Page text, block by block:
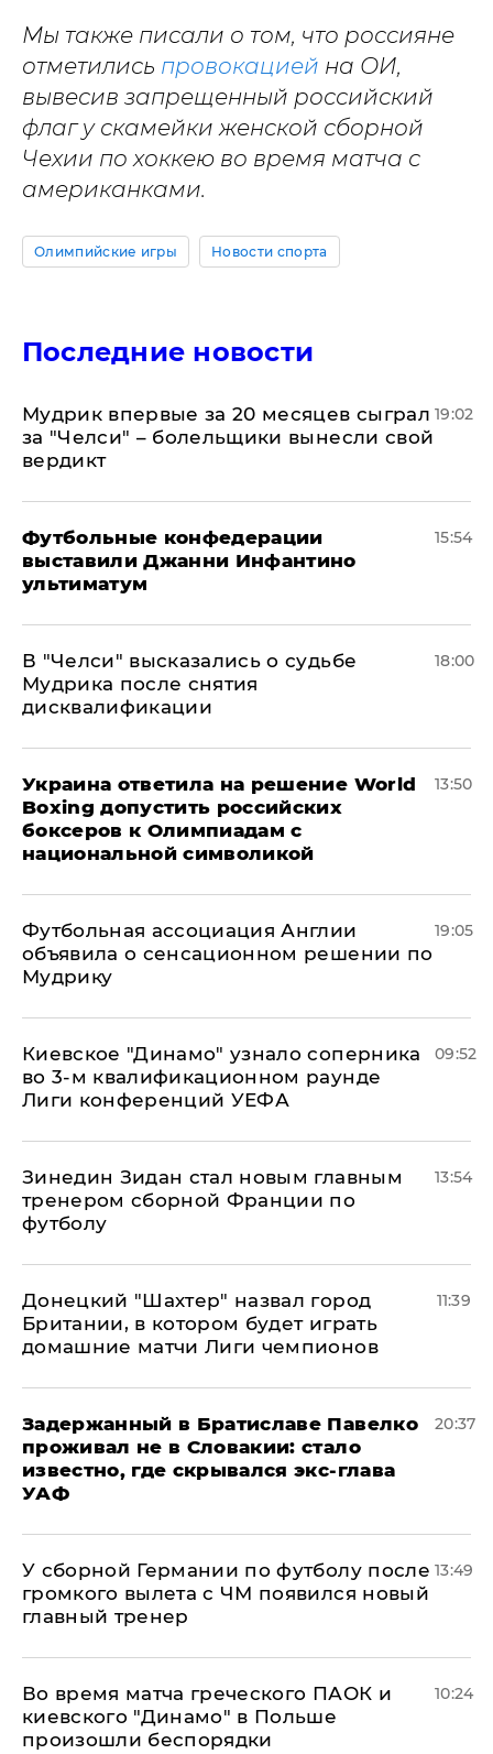
Мы также писали о том, что россияне
отметились провокацией на ОИ,
вывесив запрещенный российский
флаг у скамейки женской сборной
Чехии по хоккею во время матча с
американками.
Олимпийские игры Новости спорта
Последние новости
Мудрик впервые за 20 месяцев сыграл
за "Челси" – болельщики вынесли свой
вердикт
19:02
Футбольные конфедерации
выставили Джанни Инфантино
ультиматум
15:54
В "Челси" высказались о судьбе
Мудрика после снятия
дисквалификации
18:00
Украина ответила на решение World
Boxing допустить российских
боксеров к Олимпиадам с
национальной символикой
13:50
Футбольная ассоциация Англии
объявила о сенсационном решении по
Мудрику
19:05
Киевское "Динамо" узнало соперника
во 3-м квалификационном раунде
Лиги конференций УЕФА
09:52
Зинедин Зидан стал новым главным
тренером сборной Франции по
футболу
13:54
Донецкий "Шахтер" назвал город
Британии, в котором будет играть
домашние матчи Лиги чемпионов
11:39
Задержанный в Братиславе Павелко
проживал не в Словакии: стало
известно, где скрывался экс-глава
УАФ
20:37
У сборной Германии по футболу после
громкого вылета с ЧМ появился новый
главный тренер
13:49
Во время матча греческого ПАОК и
киевского "Динамо" в Польше
произошли беспорядки
10:24